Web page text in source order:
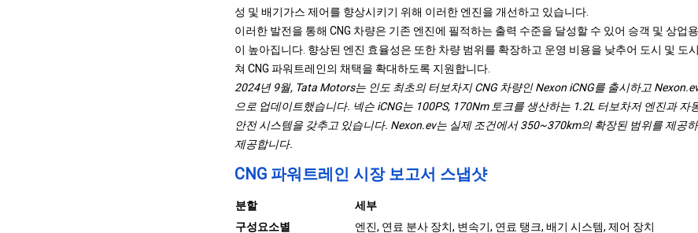
성 및 배기가스 제어를 향상시키기 위해 이러한 엔진을 개선하고 있습니다.
이러한 발전을 통해 CNG 차량은 기존 엔진에 필적하는 출력 수준을 달성할 수 있어 승객 및 상업
이 높아집니다. 향상된 엔진 효율성은 또한 차량 범위를 확장하고 운영 비용을 낮추어 도시 및 도
쳐 CNG 파워트레인의 채택을 확대하도록 지원합니다.
2024년 9월, Tata Motors는 인도 최초의 터보차지 CNG 차량인 Nexon iCNG를 출시하고
으로 업데이트했습니다. 넥슨 iCNG는 100PS, 170Nm 토크를 생산하는 1.2L 터보차저 엔진과 자
안전 시스템을 갖추고 있습니다. Nexon.ev는 실제 조건에서 350~370km의 확장된 범위를 제공
제공합니다.
CNG 파워트레인 시장 보고서 스냅샷
분할
세부
구성요소별
엔진, 연료 분사 장치, 변속기, 연료 탱크, 배기 시스템, 제어 장치